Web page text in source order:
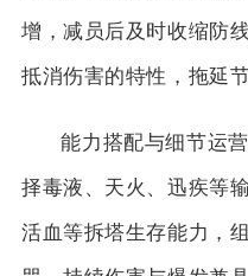
增，减员后及时收缩防
抵消伤害的特性，拖延
能力搭配与细节运
择毒液、天火、迅疾等
活血等拆塔生存能力，